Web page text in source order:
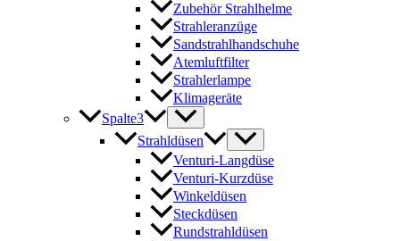
Zubehör Strahlhelme
Strahleranzüge
Sandstrahlhandschuhe
Atemluftfilter
Strahlerlampe
Klimageräte
Spalte3
Strahldüsen
Venturi-Langdüse
Venturi-Kurzdüse
Winkeldüsen
Steckdüsen
Rundstrahldüsen